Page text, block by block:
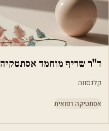
ד"ר שריף מוחמד אסתטקיה
קלנסווה
אסתטיקה רפואית